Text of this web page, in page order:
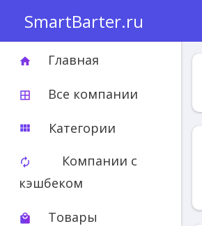
SmartBarter.ru
home Главная
border_all Все компании
view_module Категории
autorenew
Компании с
кэшбеком
local_mall Товары